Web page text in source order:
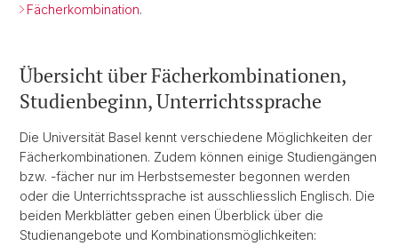
Fächerkombination.
Übersicht über Fächerkombinationen,
Studienbeginn, Unterrichtssprache
Die Universität Basel kennt verschiedene Möglichkeiten der
Fächerkombinationen. Zudem können einige Studiengängen
bzw. -fächer nur im Herbstsemester begonnen werden
oder die Unterrichtssprache ist ausschliesslich Englisch. Die
beiden Merkblätter geben einen Überblick über die
Studienangebote und Kombinationsmöglichkeiten: